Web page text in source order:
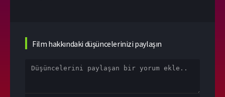
Film hakkındaki düşüncelerinizi paylaşın